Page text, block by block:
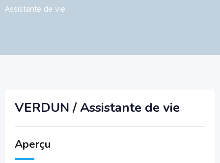
Assistante de vie
VERDUN / Assistante de vie
Aperçu